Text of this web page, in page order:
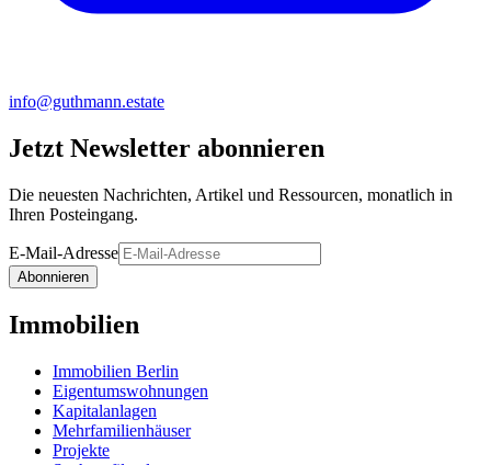
info@guthmann.estate
Jetzt Newsletter abonnieren
Die neuesten Nachrichten, Artikel und Ressourcen, monatlich in
Ihren Posteingang.
E-Mail-Adresse
Abonnieren
Immobilien
Immobilien Berlin
Eigentumswohnungen
Kapitalanlagen
Mehrfamilienhäuser
Projekte